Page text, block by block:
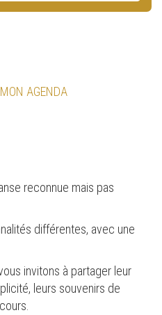
AGENDA
reconnue mais pas
différentes, avec une
invitons à partager leur
leurs souvenirs de